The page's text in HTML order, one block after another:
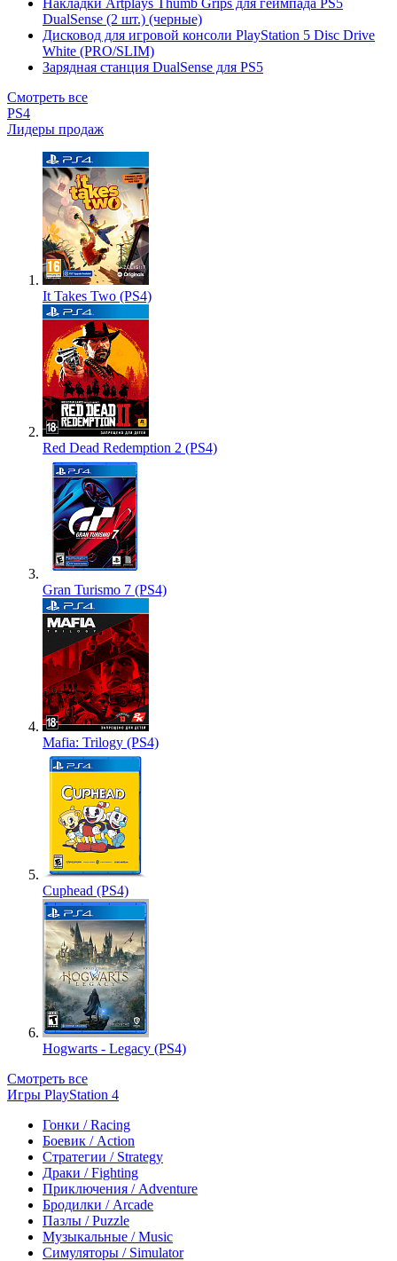
Накладки Artplays Thumb Grips для геймпада PS5
DualSense (2 шт.) (черные)
Дисковод для игровой консоли PlayStation 5 Disc Drive
White (PRO/SLIM)
Зарядная станция DualSense для PS5
Смотреть все
PS4
Лидеры продаж
It Takes Two (PS4)
Red Dead Redemption 2 (PS4)
Gran Turismo 7 (PS4)
Mafia: Trilogy (PS4)
Cuphead (PS4)
Hogwarts - Legacy (PS4)
Смотреть все
Игры PlayStation 4
Гонки / Racing
Боевик / Action
Стратегии / Strategy
Драки / Fighting
Приключения / Adventure
Бродилки / Arcade
Пазлы / Puzzle
Музыкальные / Music
Симуляторы / Simulator